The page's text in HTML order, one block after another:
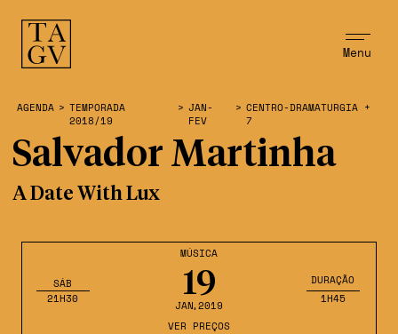
Menu
MÚSICA
19
JAN,2019
SÁB
21H30
DURAÇÃO
1H45
VER PREÇOS
AGENDA > TEMPORADA
2018/19
> JAN-
FEV
> CENTRO-DRAMATURGIA +
7
Salvador Martinha
A Date With Lux